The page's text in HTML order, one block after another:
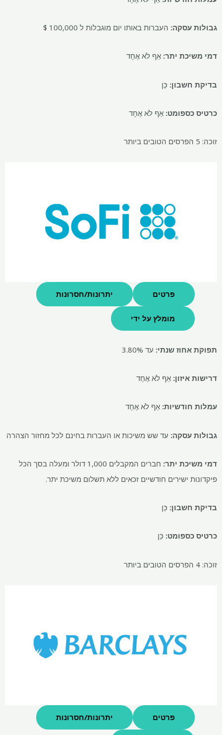
גבולות עסקה: העברות באותו יום מוגבלות ל 100,000 $
דמי משיכת יתר: אַף לֹא אֶחָד
בדיקת חשבון: כֵּן
כרטיס כספומט: אַף לֹא אֶחָד
זוכה: 5 הפרסים הטובים ביותר
פרטים יתרונות/חסרונות
מומלץ על ידי
תפוקת אחוז שנתי: עד 3.80%
דרישות איזון: אַף לֹא אֶחָד
עמלות חודשיות: אַף לֹא אֶחָד
גבולות עסקה: עד שש משיכות או העברות בחינם לכל מחזור הצהרה
דמי משיכת יתר:
חברים המקבלים 1,000 דולר ומעלה בסך הכל
פיקדונות ישירים חודשיים זכאים ללא תשלום משיכת יתר.
בדיקת חשבון: כֵּן
כרטיס כספומט: כֵּן
זוכה: 4 הפרסים הטובים ביותר
פרטים יתרונות/חסרונות